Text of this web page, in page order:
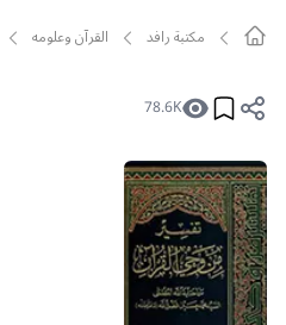
مکتبة رافد القرآن وعلومه
78.6K